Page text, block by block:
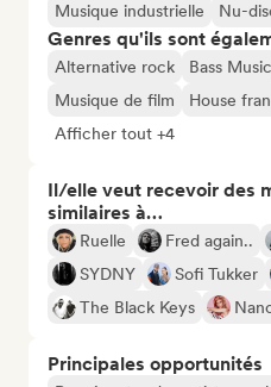
Musique industrielle
Nu-
Genres qu'ils sont
Alternative rock Bass Music
Musique de film
House
Afficher tout +4
Il/elle veut recevoir des
similaires à…
Ruelle Fred again..
SYDNY
Sofi Tukker
The Black Keys
Principales opportunités